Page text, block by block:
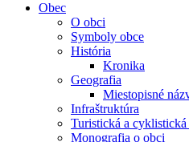
Obec
O obci
Symboly obce
História
Kronika
Geografia
Miestopisné
Infraštruktúra
Turistická a cyklistická
Monografia o obci